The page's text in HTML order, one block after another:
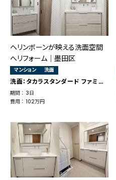
ヘリンボーンが映える洗面空間
へリフォーム｜墨田区
マンション 洗面
洗面：タカラスタンダード ファミーユ
期間 ： 3日
費用 ： 102万円